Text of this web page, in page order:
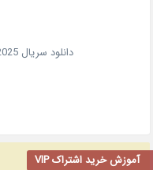
دانلود سریال
آموزش خرید اشتراک VIP